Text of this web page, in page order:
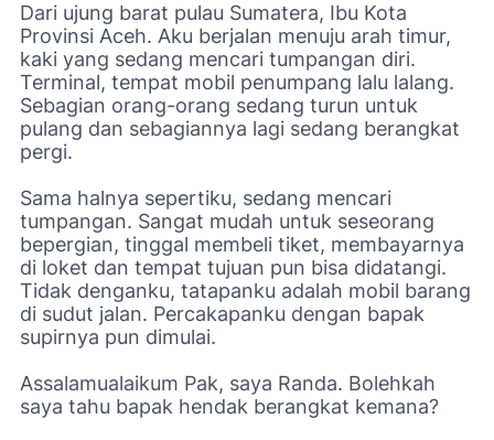
Dari ujung barat pulau Sumatera, Ibu Kota
Provinsi Aceh. Aku berjalan menuju arah timur,
kaki yang sedang mencari tumpangan diri.
Terminal, tempat mobil penumpang lalu lalang.
Sebagian orang-orang sedang turun untuk
pulang dan sebagiannya lagi sedang berangkat
pergi.
Sama halnya sepertiku, sedang mencari
tumpangan. Sangat mudah untuk seseorang
bepergian, tinggal membeli tiket, membayarnya
di loket dan tempat tujuan pun bisa didatangi.
Tidak denganku, tatapanku adalah mobil barang
di sudut jalan. Percakapanku dengan bapak
supirnya pun dimulai.
Assalamualaikum Pak, saya Randa. Bolehkah
saya tahu bapak hendak berangkat kemana?